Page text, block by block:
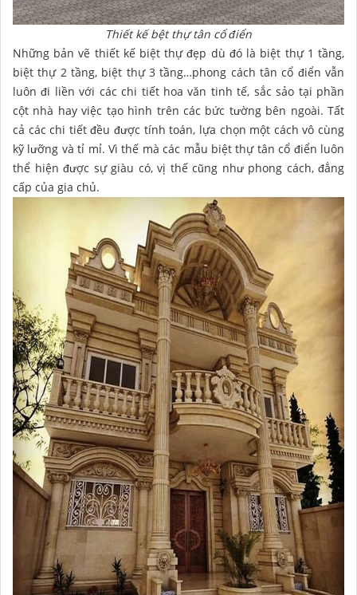
Thiết kế bệt thự tân cổ điển
Những bản vẽ thiết kế biệt thự đẹp dù đó là biệt thự 1 tầng,
biệt thự 2 tầng, biệt thự 3 tầng…phong cách tân cổ điển vẫn
luôn đi liền với các chi tiết hoa văn tinh tế, sắc sảo tại phần
cột nhà hay việc tạo hình trên các bức tường bên ngoài. Tất
cả các chi tiết đều được tính toán, lựa chọn một cách vô cùng
kỹ lưỡng và tỉ mỉ. Vì thế mà các mẫu biệt thự tân cổ điển luôn
thể hiện được sự giàu có, vị thế cũng như phong cách, đẳng
cấp của gia chủ.